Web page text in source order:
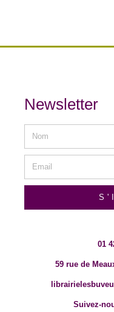
Newsletter
01
59 rue de
Suivez-